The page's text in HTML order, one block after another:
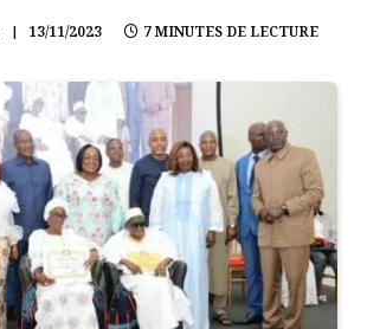
13/11/2023 7 MINUTES DE LECTURE